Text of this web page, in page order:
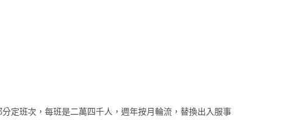
定班次，每班是二萬四千人，週年按月輪流，替換出入服事